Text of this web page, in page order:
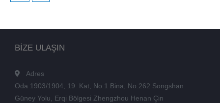
BİZE ULAŞIN
Adres
Oda 1903/1904, 19. Kat, No.1 Bina, No.262 Songshan
Güney Yolu, Erqi Bölgesi Zhengzhou Henan Çin